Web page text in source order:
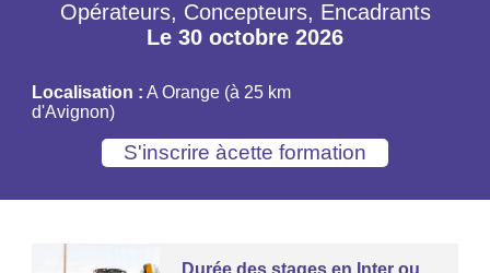
Opérateurs, Concepteurs, Encadrants
Le 30 octobre 2026
Localisation : A Orange (à 25 km
d'Avignon)